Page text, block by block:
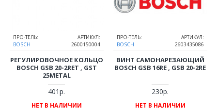
ПРО-ТЕЛЬ:
BOSCH
АРТИКУЛ:
2600150004
РЕГУЛИРОВОЧНОЕ КОЛЬЦО
BOSCH GSB 20-2RET , GST
25METAL
401р.
НЕТ В НАЛИЧИИ
ПРО-ТЕЛЬ:
BOSCH
АРТИКУЛ:
2603435086
ВИНТ САМОНАРЕЗАЮЩИЙ
BOSCH GSB 16RE , GSB 20-2RE
230р.
НЕТ В НАЛИЧИИ